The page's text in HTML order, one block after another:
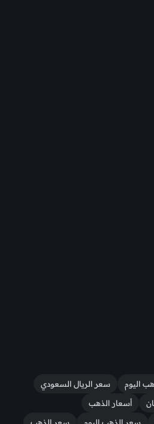
اليوم
سعر الريال السعودي
أسعار الذهب